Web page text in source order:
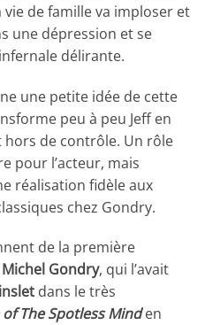
de famille va imploser et
une dépression et se
délirante.
une petite idée de cette
peu à peu Jeff en
de contrôle. Un rôle
pour l’acteur, mais
réalisation fidèle aux
chez Gondry.
de la première
Michel Gondry, qui l’avait
dans le très
The Spotless Minden